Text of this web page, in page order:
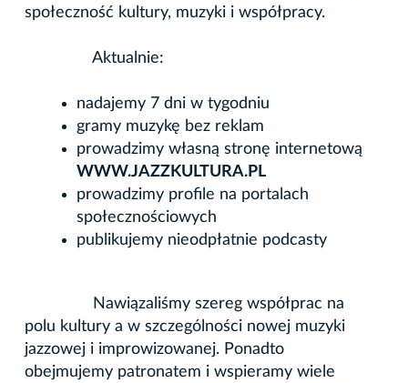
społeczność kultury, muzyki i współpracy.
Aktualnie:
nadajemy 7 dni w tygodniu
gramy muzykę bez reklam
prowadzimy własną stronę internetową
WWW.JAZZKULTURA.PL
prowadzimy profile na portalach
społecznościowych
publikujemy nieodpłatnie podcasty
Nawiązaliśmy szereg współprac na
polu kultury a w szczególności nowej muzyki
jazzowej i improwizowanej. Ponadto
obejmujemy patronatem i wspieramy wiele